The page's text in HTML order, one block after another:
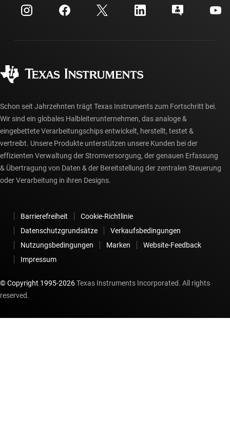
Investorenbeziehungen
Kundensupportzentrum
myTI-Konto FAQs
Häufig gestellte Fragen zu Bestellungen
Schon seit Jahrzehnten trägt Texas Instruments zum Fortschritt bei.
Wir sind ein globales Halbleiterunternehmen, das analoge &
eingebettete Verarbeitungschips entwickelt, herstellt, testet &
vertreibt. Unsere Produkte unterstützen unsere Kunden bei der
effizienten Verwaltung der Stromversorgung, der genauen Erfassung
& Übertragung von Daten & der Bereitstellung der zentralen Steuerung
oder Verarbeitung in ihren Designs.
Barrierefreiheit
Cookie-Richtlinie
Datenschutzgrundsätze
Verkaufsbedingungen
Nutzungsbedingungen
Marken
Website-Feedback
Impressum
© Copyright 1995-2026Texas Instruments Incorporated. All rights
reserved.